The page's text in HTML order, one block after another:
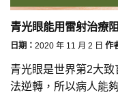
青光眼能用雷射治療
日期： 2020 年 11 月 2 日 作
青光眼是世界第2大
法逆轉，所以病人能